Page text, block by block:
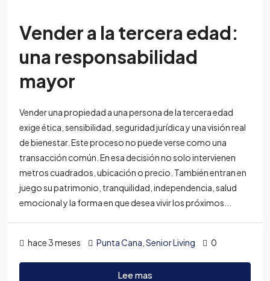
Vender a la tercera edad:
una responsabilidad
mayor
Vender una propiedad a una persona de la tercera edad
exige ética, sensibilidad, seguridad jurídica y una visión real
de bienestar. Este proceso no puede verse como una
transacción común. En esa decisión no solo intervienen
metros cuadrados, ubicación o precio. También entran en
juego su patrimonio, tranquilidad, independencia, salud
emocional y la forma en que desea vivir los próximos...
hace 3 meses Punta Cana Senior Living 0
Lee mas